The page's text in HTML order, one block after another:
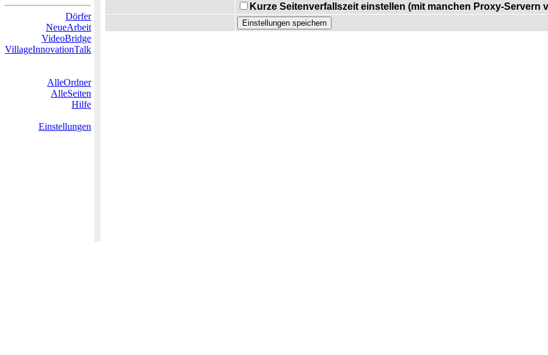
Dörfer
NeueArbeit
VideoBridge
VillageInnovationTalk
AlleOrdner
AlleSeiten
Hilfe
Einstellungen
Kurze Seitenverfallszeit einstellen (mit manchen Proxy-Servern